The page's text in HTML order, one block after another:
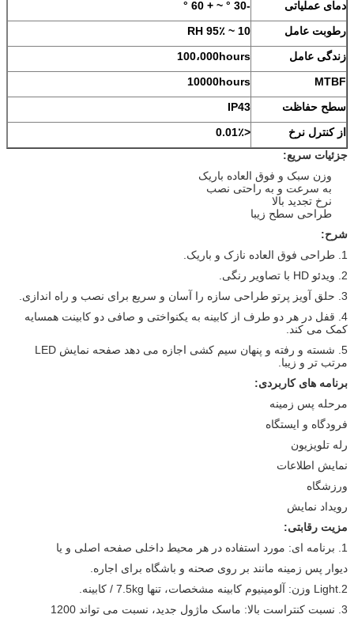
دمای عملیاتی
-30 ° ~ + 60 °
رطوبت عامل
10 ~ 95٪ RH
زندگی عامل
100،000hours
MTBF
10000hours
سطح حفاظت
IP43
از کنترل نرخ
<0.01٪
جزئیات سریع:
وزن سبک و فوق العاده باریک
به سرعت و به راحتی نصب
نرخ تجدید بالا
طراحی سطح زیبا
شرح:
1. طراحی فوق العاده نازک و باریک.
2. ویدئو HD با تصاویر رنگی.
3. حلق آویز پرتو طراحی سازه را آسان و سریع برای نصب و راه اندازی.
4. قفل در هر دو طرف از کابینه به یکنواختی و صافی دو کابینت همسایه
کمک می کند.
5. شسته و رفته و پنهان سیم کشی اجازه می دهد صفحه نمایش LED
مرتب تر و زیبا.
برنامه های کاربردی:
مرحله پس زمینه
فرودگاه و ایستگاه
رله تلویزیون
نمایش اطلاعات
ورزشگاه
رویداد نمایش
مزیت رقابتی:
1. برنامه ای: مورد استفاده در هر محیط داخلی صفحه اصلی و یا
دیوار پس زمینه مانند بر روی صحنه و باشگاه برای اجاره.
2.Light وزن: آلومینیوم کابینه مشخصات، تنها 7.5kg / کابینه.
3. نسبت کنتراست بالا: ماسک ماژول جدید، نسبت می تواند 1200